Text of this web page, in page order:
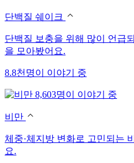
단백질 쉐이크
단백질 보충을 위해 많이 언급
을 모아봤어요.
8.8천명이 이야기 중
8,603명이 이야기 중
비만
체중·체지방 변화로 고민되는
요.